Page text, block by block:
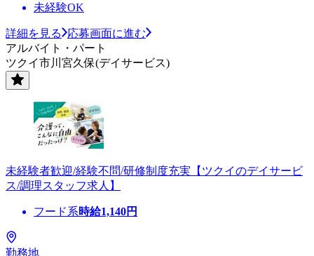
未経験OK
詳細を見る
応募画面に進む
アルバイト・パート
ツクイ市川宮久保(デイサービス)
未経験者歓迎/経験不問/研修制度充実【ツクイのデイサービ
ス/調理スタッフ求人】
フード系時給1,140円
勤務地